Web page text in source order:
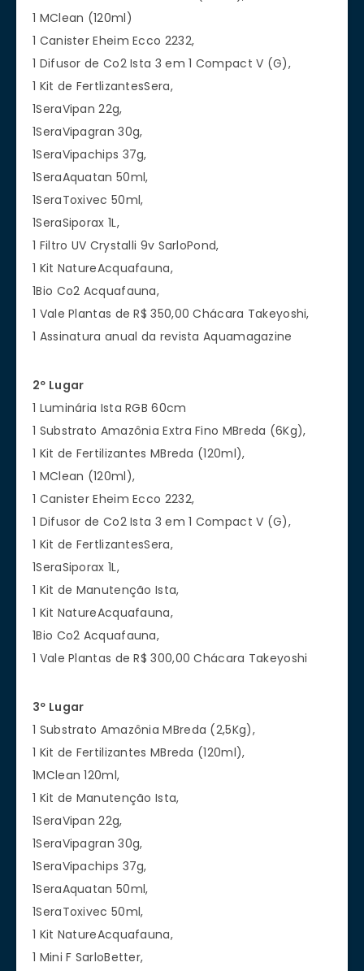
1 MClean (120ml)
1 Canister Eheim Ecco 2232,
1 Difusor de Co2 Ista 3 em 1 Compact V (G),
1 Kit de FertlizantesSera,
1SeraVipan 22g,
1SeraVipagran 30g,
1SeraVipachips 37g,
1SeraAquatan 50ml,
1SeraToxivec 50ml,
1SeraSiporax 1L,
1 Filtro UV Crystalli 9v SarloPond,
1 Kit NatureAcquafauna,
1Bio Co2 Acquafauna,
1 Vale Plantas de R$ 350,00 Chácara Takeyoshi,
1 Assinatura anual da revista Aquamagazine
2º Lugar
1 Luminária Ista RGB 60cm
1 Substrato Amazônia Extra Fino MBreda (6Kg),
1 Kit de Fertilizantes MBreda (120ml),
1 MClean (120ml),
1 Canister Eheim Ecco 2232,
1 Difusor de Co2 Ista 3 em 1 Compact V (G),
1 Kit de FertlizantesSera,
1SeraSiporax 1L,
1 Kit de Manutenção Ista,
1 Kit NatureAcquafauna,
1Bio Co2 Acquafauna,
1 Vale Plantas de R$ 300,00 Chácara Takeyoshi
3º Lugar
1 Substrato Amazônia MBreda (2,5Kg),
1 Kit de Fertilizantes MBreda (120ml),
1MClean 120ml,
1 Kit de Manutenção Ista,
1SeraVipan 22g,
1SeraVipagran 30g,
1SeraVipachips 37g,
1SeraAquatan 50ml,
1SeraToxivec 50ml,
1 Kit NatureAcquafauna,
1 Mini F SarloBetter,